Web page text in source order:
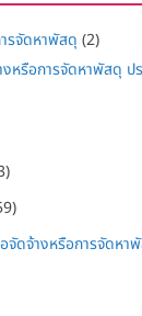
รจัดหาพัสดุ (2)
งหรือการจัดหาพัสดุ
จัดจ้างหรือการจัดห